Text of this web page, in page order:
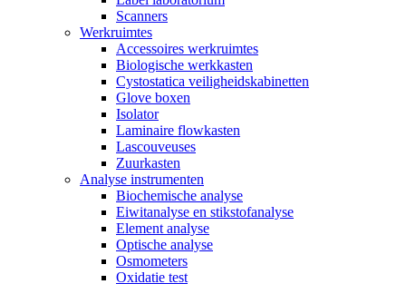
Scanners
Werkruimtes
Accessoires werkruimtes
Biologische werkkasten
Cystostatica veiligheidskabinetten
Glove boxen
Isolator
Laminaire flowkasten
Lascouveuses
Zuurkasten
Analyse instrumenten
Biochemische analyse
Eiwitanalyse en stikstofanalyse
Element analyse
Optische analyse
Osmometers
Oxidatie test